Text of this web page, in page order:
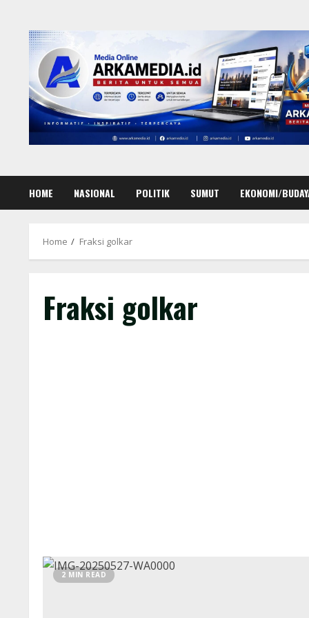
content
HOME NASIONAL POLITIK SUMUT EKONOMI/
Home Fraksi golkar
Fraksi golkar
2 MIN READ